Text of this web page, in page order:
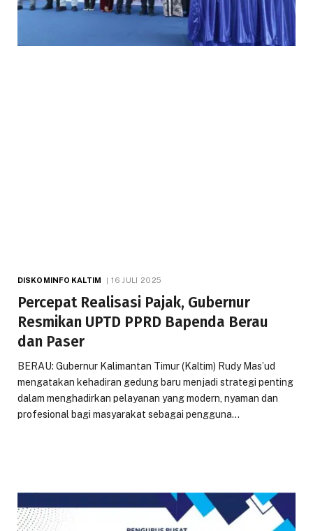
DISKOMINFO KALTIM 16 JULI 2025
Percepat Realisasi Pajak, Gubernur
Resmikan UPTD PPRD Bapenda Berau
dan Paser
BERAU: Gubernur Kalimantan Timur (Kaltim) Rudy Mas’ud
mengatakan kehadiran gedung baru menjadi strategi penting
dalam menghadirkan pelayanan yang modern, nyaman dan
profesional bagi masyarakat sebagai pengguna…